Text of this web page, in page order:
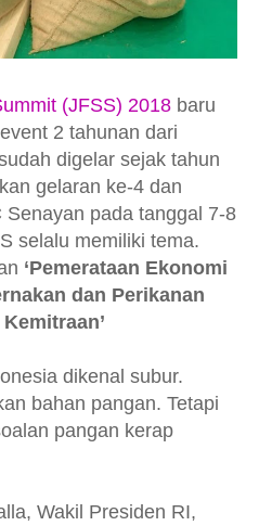
(JFSS) 2018 baru
2 tahunan dari
digelar sejak tahun
gelaran ke-4 dan
pada tanggal 7-8
selalu memiliki tema.
‘Pemerataan Ekonomi
dan Perikanan
dikenal subur.
bahan pangan. Tetapi
pangan kerap
Wakil Presiden RI,